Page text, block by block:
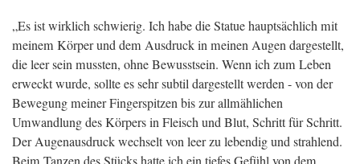
„Es ist wirklich schwierig. Ich habe die Statue hauptsächlich mit
meinem Körper und dem Ausdruck in meinen Augen dargestellt,
die leer sein mussten, ohne Bewusstsein. Wenn ich zum Leben
erweckt wurde, sollte es sehr subtil dargestellt werden - von der
Bewegung meiner Fingerspitzen bis zur allmählichen
Umwandlung des Körpers in Fleisch und Blut, Schritt für Schritt.
Der Augenausdruck wechselt von leer zu lebendig und strahlend.